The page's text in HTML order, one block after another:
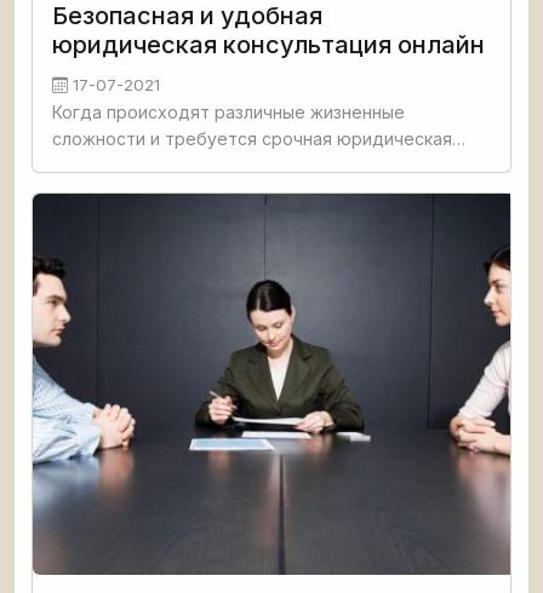
Безопасная и удобная
юридическая консультация онлайн
17-07-2021
Когда происходят различные жизненные
сложности и требуется срочная юридическая
профессионалами в области юриспруденции в